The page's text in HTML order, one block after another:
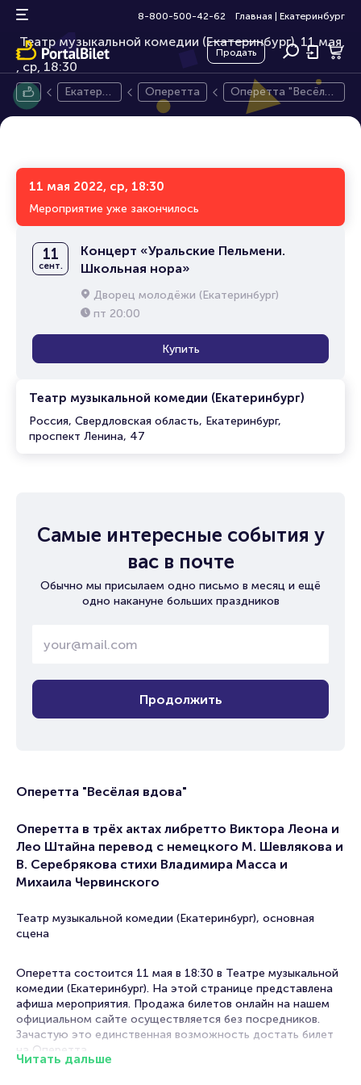
8-800-500-42-62 Главная Екатеринбург
Продать
Оперетта "Весёлая вдова"
Театр музыкальной комедии (Екатеринбург), 11 мая,
12+
ср, 18:30
Екатери
Оперетта
Оперетта "Весёлая
вдова"
11 мая 2022, ср, 18:30
Мероприятие уже закончилось
Театр музыкальной комедии (Екатеринбург)
Россия, Свердловская область, Екатеринбург,
проспект Ленина, 47
11
сент.
Концерт «Уральские Пельмени.
Школьная нора»
Дворец молодёжи (Екатеринбург)
пт 20:00
Купить
Самые интересные события у
вас в почте
Обычно мы присылаем одно письмо в месяц и ещё
одно накануне больших праздников
Продолжить
Оперетта "Весёлая вдова"
Оперетта в трёх актах либретто Виктора Леона и
Лео Штайна перевод с немецкого М. Шевлякова и
В. Серебрякова стихи Владимира Масса и
Михаила Червинского
Театр музыкальной комедии (Екатеринбург), основная
сцена
Оперетта состоится 11 мая в 18:30 в Театре музыкальной
комедии (Екатеринбург). На этой странице представлена
афиша мероприятия. Продажа билетов онлайн на нашем
официальном сайте осуществляется без посредников.
Зачастую это единственная возможность достать билет
на Оперетта.
Читать дальше